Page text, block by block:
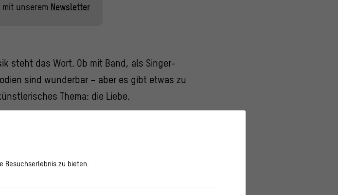
mit unserem Newsletter
steht das Wort. Ob mit Band, als Singer-
sind wunderbar – aber es gibt etwas zu
Thema: die Liebe.
„Liebe wird oft überbewertet /
Besuchserlebnis zu bieten.